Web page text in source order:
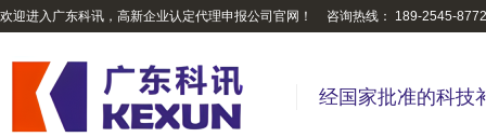
欢迎进入广东科讯，高新企业认定代理申报公司官网！ 咨询热线： 189-2545-8772
经国家批准的科技